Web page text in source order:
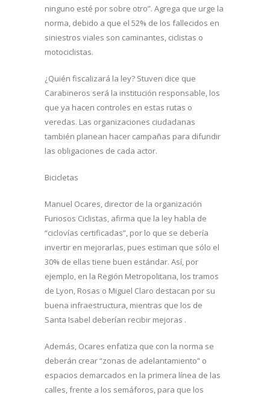
ninguno esté por sobre otro”. Agrega que urge la
norma, debido a que el 52% de los fallecidos en
siniestros viales son caminantes, ciclistas o
motociclistas.
¿Quién fiscalizará la ley? Stuven dice que
Carabineros será la institución responsable, los
que ya hacen controles en estas rutas o
veredas. Las organizaciones ciudadanas
también planean hacer campañas para difundir
las obligaciones de cada actor.
Bicicletas
Manuel Ocares, director de la organización
Furiosos Ciclistas, afirma que la ley habla de
“ciclovías certificadas”, por lo que se debería
invertir en mejorarlas, pues estiman que sólo el
30% de ellas tiene buen estándar. Así, por
ejemplo, en la Región Metropolitana, los tramos
de Lyon, Rosas o Miguel Claro destacan por su
buena infraestructura, mientras que los de
Santa Isabel deberían recibir mejoras .
Además, Ocares enfatiza que con la norma se
deberán crear “zonas de adelantamiento” o
espacios demarcados en la primera línea de las
calles, frente a los semáforos, para que los